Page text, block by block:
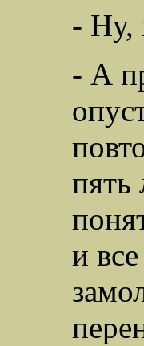
- Ну,
- А
пять
и